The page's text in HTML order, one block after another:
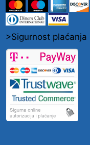
>Sigurnost plaćanja